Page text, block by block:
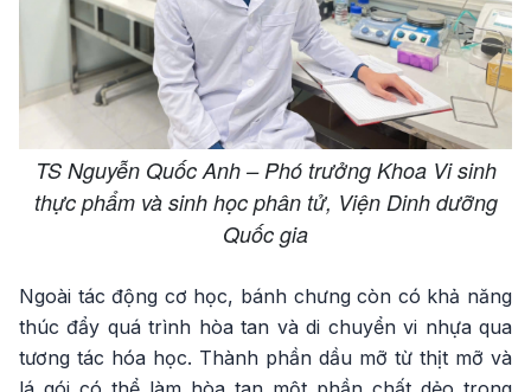
TS Nguyễn Quốc Anh – Phó trưởng Khoa Vi sinh
thực phẩm và sinh học phân tử, Viện Dinh dưỡng
Quốc gia
Ngoài tác động cơ học, bánh chưng còn có khả năng
thúc đẩy quá trình hòa tan và di chuyển vi nhựa qua
tương tác hóa học. Thành phần dầu mỡ từ thịt mỡ và